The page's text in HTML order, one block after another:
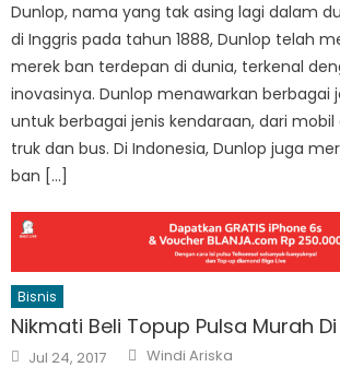
Dunlop, nama yang tak asing lagi dalam
di Inggris pada tahun 1888, Dunlop telah
merek ban terdepan di dunia, terkenal
inovasinya. Dunlop menawarkan berbagai
untuk berbagai jenis kendaraan, dari
truk dan bus. Di Indonesia, Dunlop juga
ban […]
Bisnis
Nikmati Beli Topup Pulsa Murah
Posted
on
Jul 24, 2017 Author
Windi Ariska